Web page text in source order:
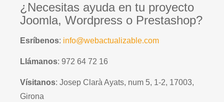
¿Necesitas ayuda en tu proyecto
Joomla, Wordpress o Prestashop?
Esríbenos: info@webactualizable.com
Llámanos: 972 64 72 16
Vísitanos: Josep Clarà Ayats, num 5, 1-2, 17003,
Girona